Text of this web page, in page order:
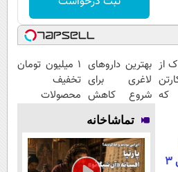
از بهترین داروهای
لاغری برای
شروع کاهش
وزن، ارسال از
داروخانه های
نزدیکت!
۱ میلیون تومان
تخفیف
محصولات
شروع کاهش
وزن
آبی از مصرف آب/ معادل ۳
تماشاخانه